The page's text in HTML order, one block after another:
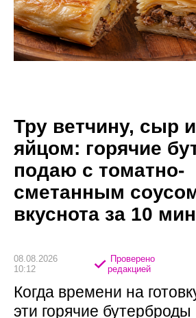
Тру ветчину, сыр
яйцом: горячие
подаю с томатно-
сметанным
вкуснота за 10
08.08.2026
10:12
Проверено
редакцией
Когда времени на
эти горячие